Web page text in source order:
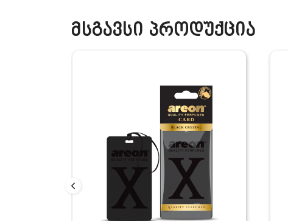
მსგავსი პროდუქცია